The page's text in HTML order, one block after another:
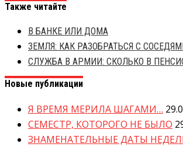
Также читайте
В БАНКЕ ИЛИ ДОМА
ЗЕМЛЯ: КАК РАЗОБРАТЬСЯ С
СЛУЖБА В АРМИИ: СКОЛЬКО В
Новые публикации
Я ВРЕМЯ МЕРИЛА ШАГАМИ…
СЕМЕСТР, КОТОРОГО НЕ БЫЛО
ЗНАМЕНАТЕЛЬНЫЕ ДАТЫ